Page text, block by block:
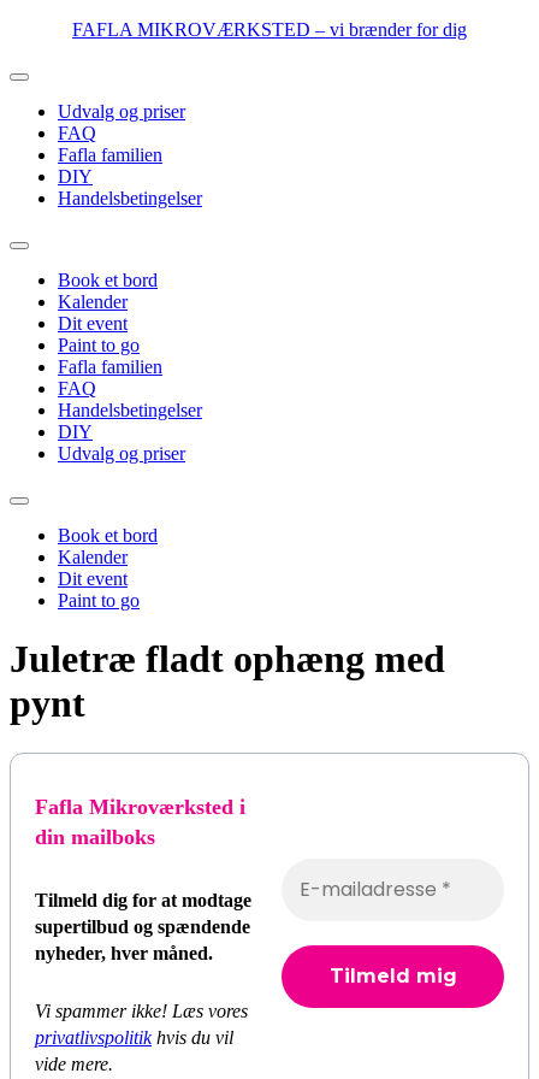
indhold
FAFLA MIKROVÆRKSTED – vi brænder for dig
Udvalg og priser
FAQ
Fafla familien
DIY
Handelsbetingelser
Book et bord
Kalender
Dit event
Paint to go
Fafla familien
FAQ
Handelsbetingelser
DIY
Udvalg og priser
Book et bord
Kalender
Dit event
Paint to go
Juletræ fladt ophæng med
pynt
Fafla Mikroværksted i
din mailboks
Tilmeld dig for at modtage
supertilbud og spændende
nyheder, hver måned.
Vi spammer ikke! Læs vores
privatlivspolitikhvis du vil
vide mere.